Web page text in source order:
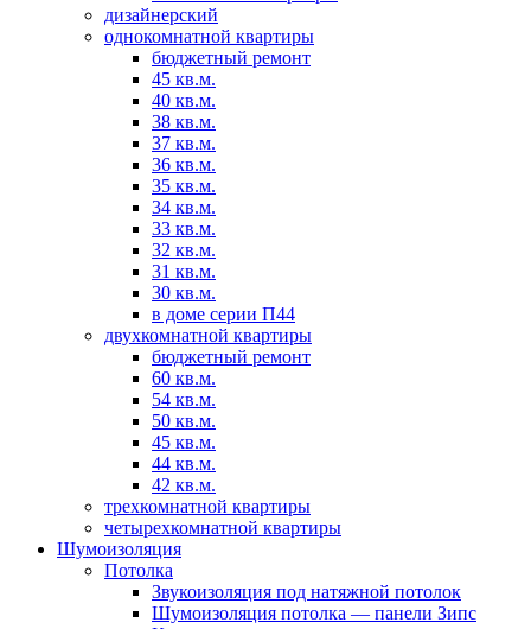
дизайнерский
однокомнатной квартиры
бюджетный ремонт
45 кв.м.
40 кв.м.
38 кв.м.
37 кв.м.
36 кв.м.
35 кв.м.
34 кв.м.
33 кв.м.
32 кв.м.
31 кв.м.
30 кв.м.
в доме серии П44
двухкомнатной квартиры
бюджетный ремонт
60 кв.м.
54 кв.м.
50 кв.м.
45 кв.м.
44 кв.м.
42 кв.м.
трехкомнатной квартиры
четырехкомнатной квартиры
Шумоизоляция
Потолка
Звукоизоляция под натяжной потолок
Шумоизоляция потолка — панели Зипс